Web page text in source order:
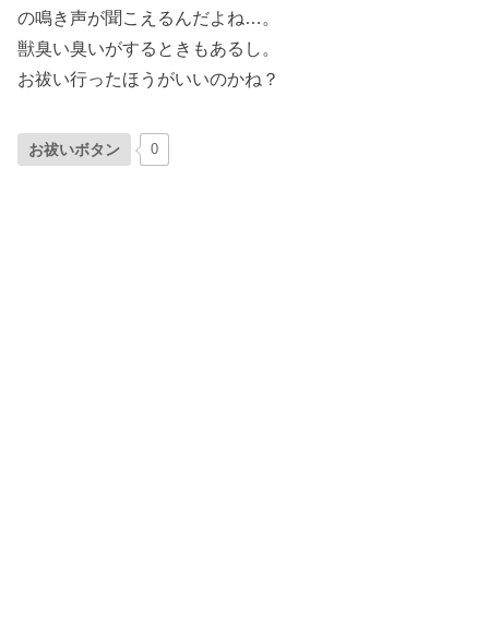
の鳴き声が聞こえるんだよね…。
獣臭い臭いがするときもあるし。
お祓い行ったほうがいいのかね？
お祓いボタン 0